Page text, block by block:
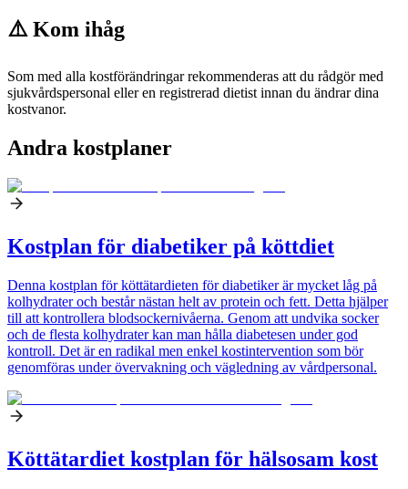
⚠️ Kom ihåg
Som med alla kostförändringar rekommenderas att du rådgör med
sjukvårdspersonal eller en registrerad dietist innan du ändrar dina
kostvanor.
Andra kostplaner
Kostplan för diabetiker på köttdiet
Denna kostplan för köttätardieten för diabetiker är mycket låg på
kolhydrater och består nästan helt av protein och fett. Detta hjälper
till att kontrollera blodsockernivåerna. Genom att undvika socker
och de flesta kolhydrater kan man hålla diabetesen under god
kontroll. Det är en radikal men enkel kostintervention som bör
genomföras under övervakning och vägledning av vårdpersonal.
Köttätardiet kostplan för hälsosam kost